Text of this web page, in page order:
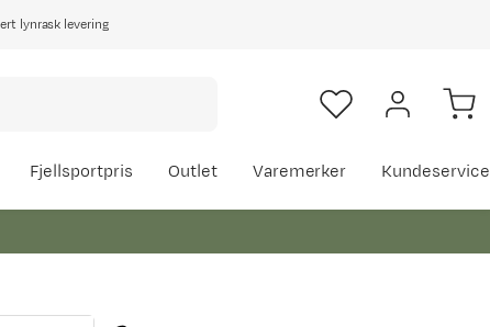
lynrask levering
Fjellsportpris Outlet Varemerker Kundeservice